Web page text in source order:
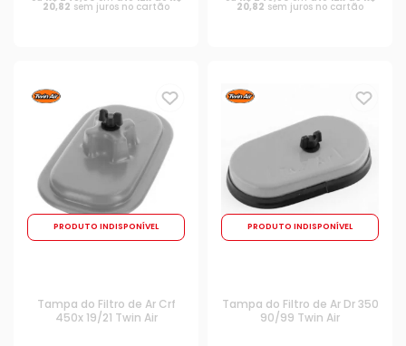
20,82 sem juros no cartão 20,82 sem juros no cartão
PRODUTO INDISPONÍVEL
Tampa do Filtro de Ar Crf
450x 19/21 Twin Air
PRODUTO INDISPONÍVEL
Tampa do Filtro de Ar Dr 350
90/99 Twin Air